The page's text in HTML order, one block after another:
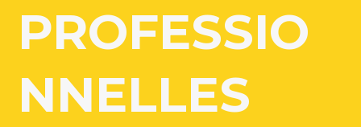
PROFESSIO
NNELLES